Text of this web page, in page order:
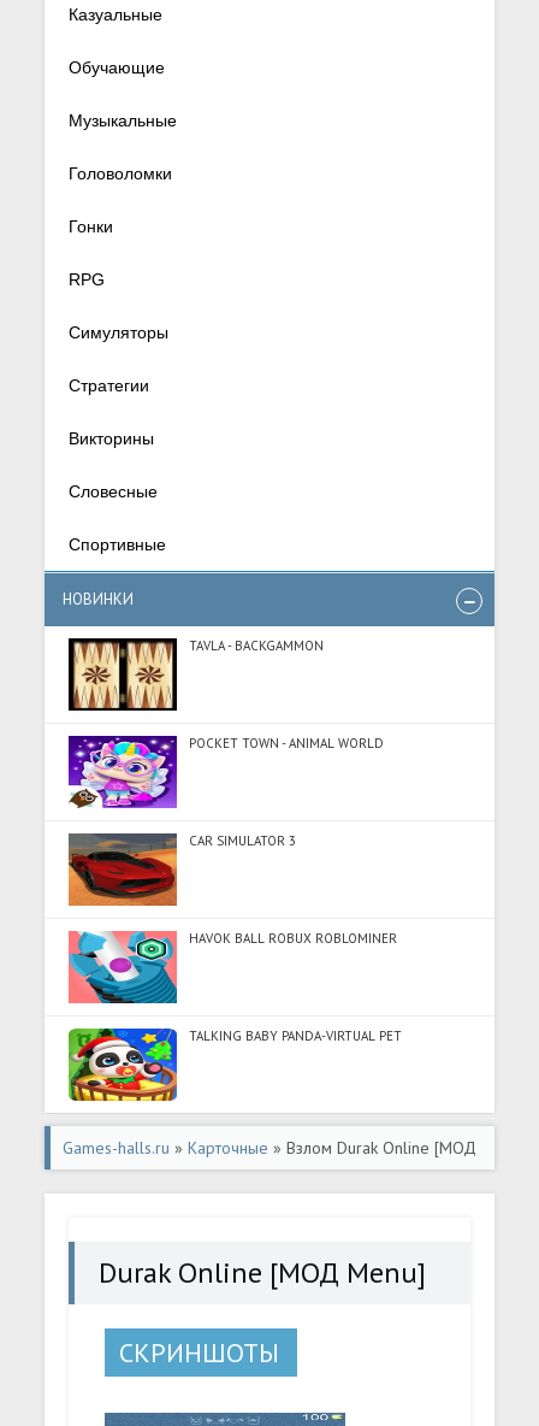
Казуальные
Обучающие
Музыкальные
Головоломки
Гонки
RPG
Симуляторы
Стратегии
Викторины
Словесные
Спортивные
НОВИНКИ
TAVLA - BACKGAMMON
POCKET TOWN - ANIMAL WORLD
CAR SIMULATOR 3
HAVOK BALL ROBUX ROBLOMINER
TALKING BABY PANDA-VIRTUAL PET
Games-halls.ru »Карточные » Взлом Durak Online [МОД
Menu] - полная версия apk на Андроид
Durak Online [МОД Menu]
СКРИНШОТЫ